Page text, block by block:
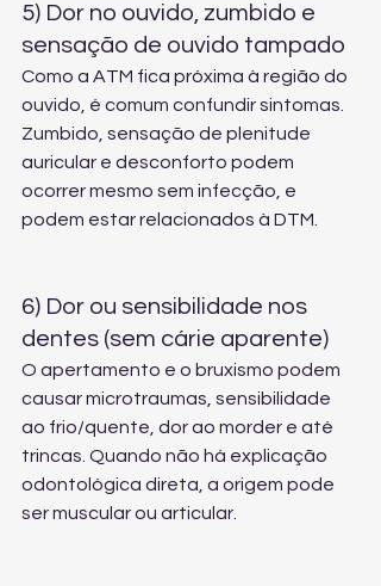
5) Dor no ouvido, zumbido e
sensação de ouvido tampado
Como a ATM fica próxima à região do
ouvido, é comum confundir sintomas.
Zumbido, sensação de plenitude
auricular e desconforto podem
ocorrer mesmo sem infecção, e
podem estar relacionados à DTM.
6) Dor ou sensibilidade nos
dentes (sem cárie aparente)
O apertamento e o bruxismo podem
causar microtraumas, sensibilidade
ao frio/quente, dor ao morder e até
trincas. Quando não há explicação
odontológica direta, a origem pode
ser muscular ou articular.